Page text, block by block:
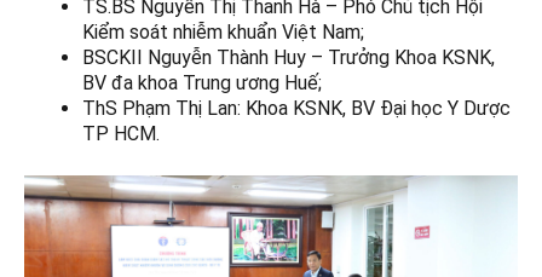
TS.BS Nguyễn Thị Thanh Hà – Phó Chủ tịch Hội
Kiểm soát nhiễm khuẩn Việt Nam;
BSCKII Nguyễn Thành Huy – Trưởng Khoa KSNK,
BV đa khoa Trung ương Huế;
ThS Phạm Thị Lan: Khoa KSNK, BV Đại học Y Dược
TP HCM.